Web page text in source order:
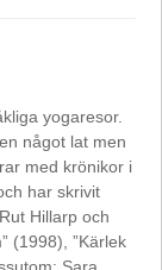
yogaresor.
något lat men
med krönikor i
har skrivit
Hillarp och
(1998), ”Kärlek
Sara